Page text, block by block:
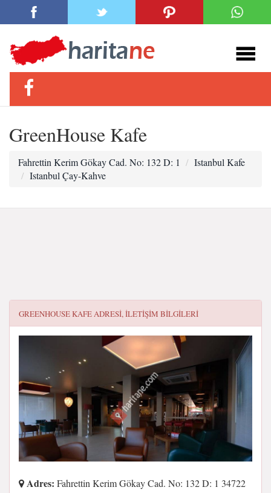
GreenHouse Kafe
Fahrettin Kerim Gökay Cad. No: 132 D: 1
Istanbul Kafe
Istanbul Çay-Kahve
GREENHOUSE KAFEADRESI, ILETIŞIM BILGILERI
Adres: Fahrettin Kerim Gökay Cad. No: 132 D: 1 34722